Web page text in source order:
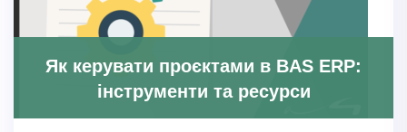
Як керувати проєктами в BAS ERP:
інструменти та ресурси